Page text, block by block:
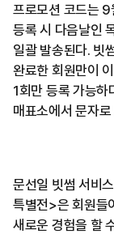
프로모션 코드는 9
등록 시 다음날인
일괄 발송된다. 빗
완료한 회원만이
1회만 등록 가능하
매표소에서 문자
문선일 빗썸 서비
특별전>은 회원들
새로운 경험을 할